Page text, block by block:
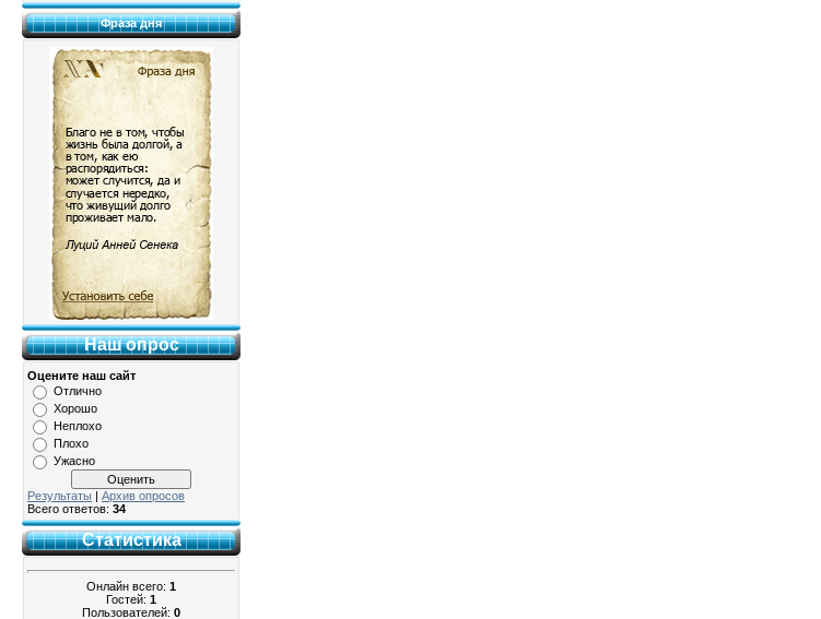
Фраза дня
Наш опрос
Оцените наш сайт
Отлично
Хорошо
Неплохо
Плохо
Ужасно
Результаты | Архив опросов
Всего ответов: 34
Статистика
Онлайн всего: 1
Гостей: 1
Пользователей: 0